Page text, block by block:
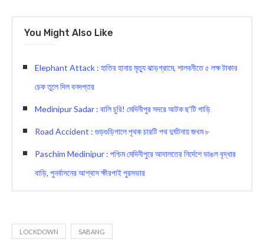
You Might Also Like
Elephant Attack : হাতির হানায় মৃত্যু ঝাড়গ্রামে, শালবনীতে ৫ লক্ষ টাকার
চেক তুলে দিল বনদপ্তর
Medinipur Sadar : বালি চুরি! মেদিনীপুর সদরে আটক ছ’টি গাড়ি
Road Accident : গুড়গুড়িপালে পৃথক চারটি পথ দুর্ঘটনায় জখম ৮
Paschim Medinipur : পশ্চিম মেদিনীপুরে আদালতের নির্দেশে ভাঙল বৃদ্ধার
বাড়ি, পুনর্বাসনের আশ্বাস ক্ষীরপাই পুরসভার
LOCKDOWN SABANG